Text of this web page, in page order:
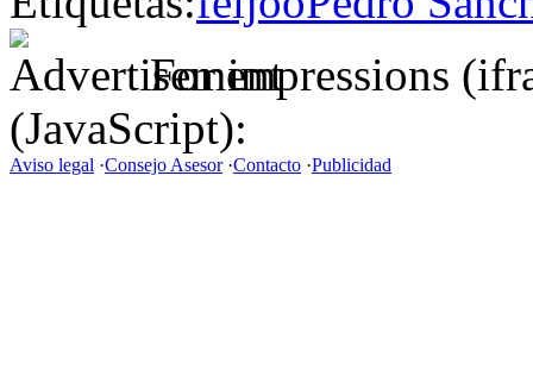
For impressions
(JavaScript):
Aviso legal ·Consejo Asesor·Contacto ·Publicidad